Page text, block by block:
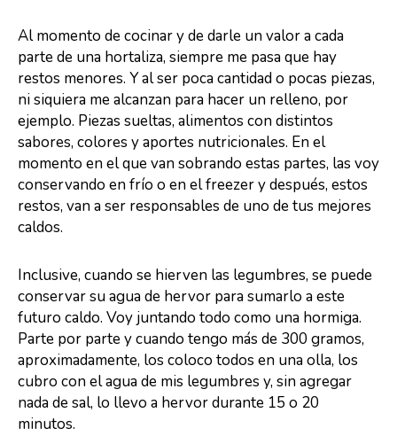
Al momento de cocinar y de darle un valor a cada
parte de una hortaliza, siempre me pasa que hay
restos menores. Y al ser poca cantidad o pocas piezas,
ni siquiera me alcanzan para hacer un relleno, por
ejemplo. Piezas sueltas, alimentos con distintos
sabores, colores y aportes nutricionales. En el
momento en el que van sobrando estas partes, las voy
conservando en frío o en el freezer y después, estos
restos, van a ser responsables de uno de tus mejores
caldos.
Inclusive, cuando se hierven las legumbres, se puede
conservar su agua de hervor para sumarlo a este
futuro caldo. Voy juntando todo como una hormiga.
Parte por parte y cuando tengo más de 300 gramos,
aproximadamente, los coloco todos en una olla, los
cubro con el agua de mis legumbres y, sin agregar
nada de sal, lo llevo a hervor durante 15 o 20
minutos.